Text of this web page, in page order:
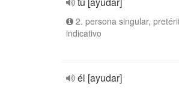
2. persona singular,
indicativo
él [ayudar]